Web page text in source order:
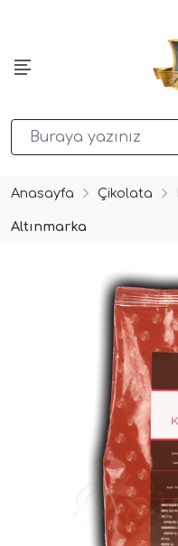
Anasayfa Çikolata
Altınmarka